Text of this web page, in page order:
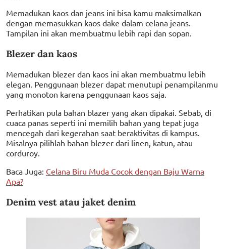
Memadukan kaos dan jeans ini bisa kamu maksimalkan
dengan memasukkan kaos dake dalam celana jeans.
Tampilan ini akan membuatmu lebih rapi dan sopan.
Blezer dan kaos
Memadukan blezer dan kaos ini akan membuatmu lebih
elegan. Penggunaan blezer dapat menutupi penampilanmu
yang monoton karena penggunaan kaos saja.
Perhatikan pula bahan blazer yang akan dipakai. Sebab, di
cuaca panas seperti ini memilih bahan yang tepat juga
mencegah dari kegerahan saat beraktivitas di kampus.
Misalnya pilihlah bahan blezer dari linen, katun, atau
corduroy.
Baca Juga: Celana Biru Muda Cocok dengan Baju Warna
Apa?
Denim vest atau jaket denim